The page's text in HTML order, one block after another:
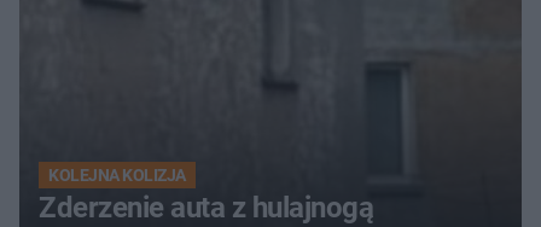
KOLEJNA KOLIZJA
Zderzenie auta z hulajnogą